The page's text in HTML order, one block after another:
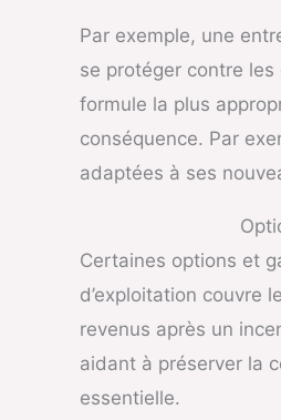
Par exemple, une
se protéger contre
formule la plus
conséquence. Par
adaptées à ses
Certaines options et
d’exploitation couvre
revenus après un
aidant à préserver la
essentielle.